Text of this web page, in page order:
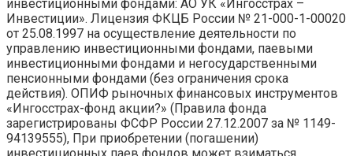
инвестиционными фондами: АО УК «Ингосстрах –
Инвестиции». Лицензия ФКЦБ России № 21-000-1-00020
от 25.08.1997 на осуществление деятельности по
управлению инвестиционными фондами, паевыми
инвестиционными фондами и негосударственными
пенсионными фондами (без ограничения срока
действия). ОПИФ рыночных финансовых инструментов
«Ингосстрах-фонд акции?» (Правила фонда
зарегистрированы ФСФР России 27.12.2007 за № 1149-
94139555), При приобретении (погашении)